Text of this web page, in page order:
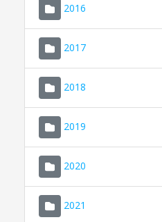
2016
2017
2018
2019
2020
2021